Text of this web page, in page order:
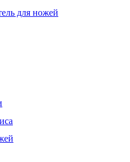
для ножей